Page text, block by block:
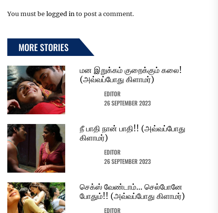
You must be logged in to post a comment.
MORE STORIES
மன இறுக்கம் குறைக்கும் கலை!
(அவ்வப்போது கிளாமர்)
EDITOR
26 SEPTEMBER 2023
நீ பாதி நான் பாதி!! (அவ்வப்போது
கிளாமர்)
EDITOR
26 SEPTEMBER 2023
செக்ஸ் வேண்டாம்… செல்போனே
போதும்!! (அவ்வப்போது கிளாமர்)
EDITOR